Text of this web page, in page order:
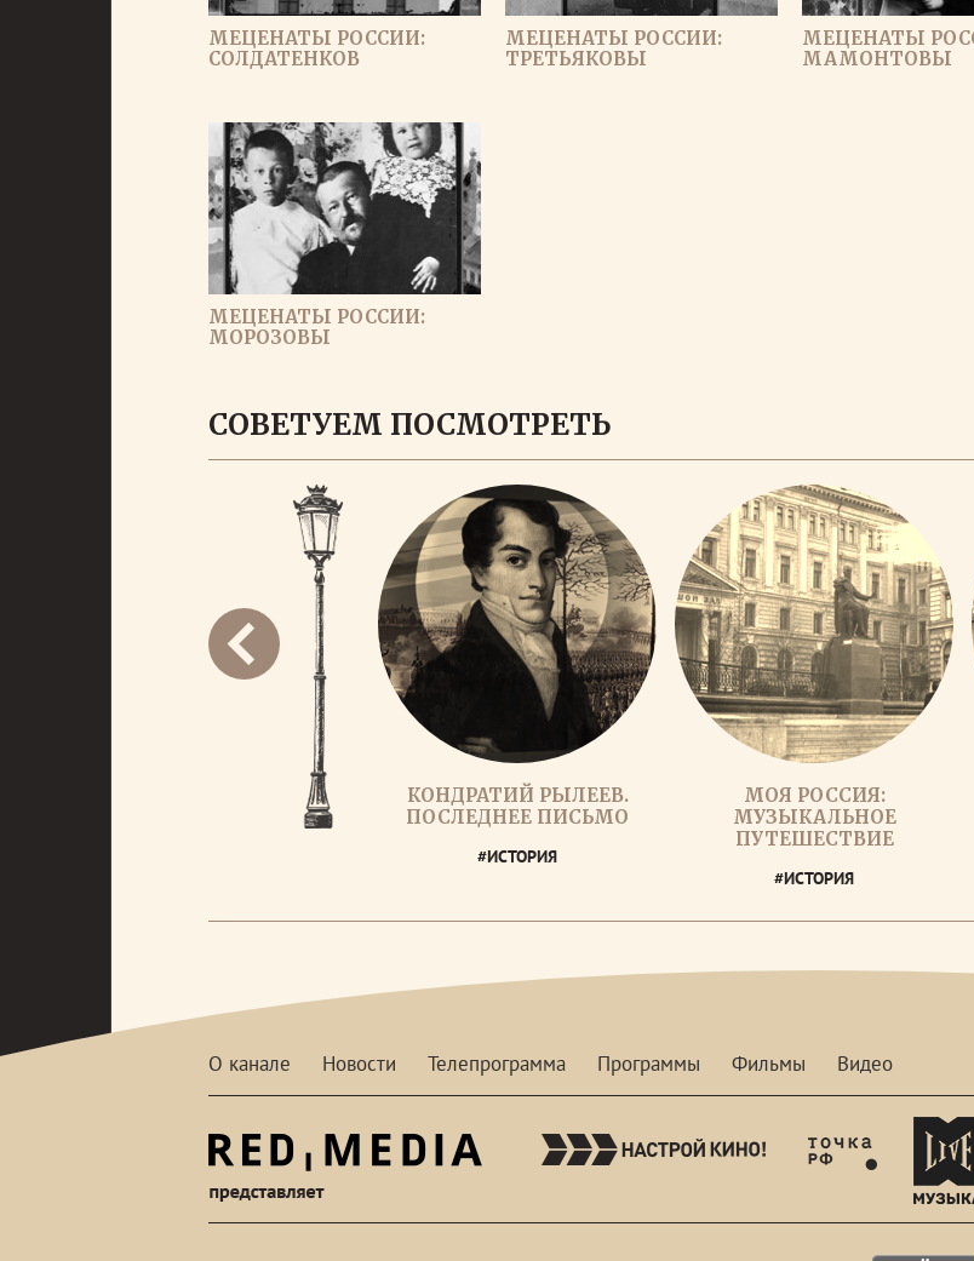
МЕЦЕНАТЫ РОССИИ:
СОЛДАТЕНКОВ
МЕЦЕНАТЫ РОССИИ:
ТРЕТЬЯКОВЫ
МЕЦЕНАТЫ
МАМОНТОВЫ
МЕЦЕНАТЫ РОССИИ:
МОРОЗОВЫ
СОВЕТУЕМ ПОСМОТРЕТЬ
КОНДРАТИЙ РЫЛЕЕВ.
ПОСЛЕДНЕЕ ПИСЬМО
#ИСТОРИЯ
МОЯ РОССИЯ:
МУЗЫКАЛЬНОЕ
ПУТЕШЕСТВИЕ
#ИСТОРИЯ
О канале Новости Телепрограмма Программы Фильмы Видео
nastroykino